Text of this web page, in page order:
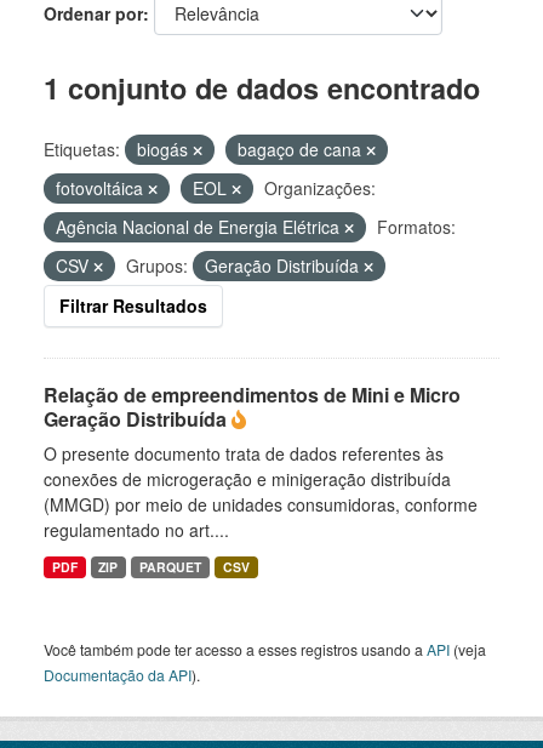
Ordenar por
1 conjunto de dados encontrado
Etiquetas: biogás
bagaço de cana
fotovoltáica
EOL
Organizações:
Agência Nacional de Energia Elétrica
Formatos:
CSV
Grupos:
Geração Distribuída
Filtrar Resultados
Relação de empreendimentos de Mini e Micro
Geração Distribuída
O presente documento trata de dados referentes às
conexões de microgeração e minigeração distribuída
(MMGD) por meio de unidades consumidoras, conforme
regulamentado no art....
PDF ZIP PARQUET CSV
Você também pode ter acesso a esses registros usando a API (veja
Documentação da API).